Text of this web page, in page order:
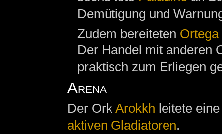
Demütigung und
Zudem bereiteten Ortega
Der Handel mit anderen
praktisch zum Erliegen
Arena
Der Ork Arokkh leitete
aktiven Gladiatoren.